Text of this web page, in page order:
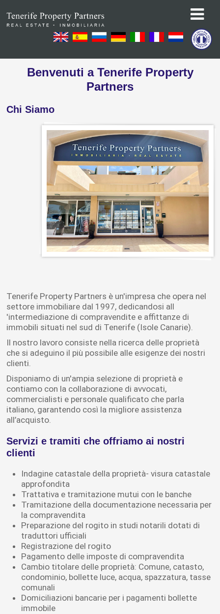
Benvenuti a Tenerife Property
Partners
Chi Siamo
Tenerife Property Partners è un'impresa che opera nel
settore immobiliare dal 1997, dedicandosi all
'intermediazione di compravendite e affittanze di
immobili situati nel sud di Tenerife (Isole Canarie).
Il nostro lavoro consiste nella ricerca delle proprietà
che si adeguino il più possibile alle esigenze dei nostri
clienti.
Disponiamo di un'ampia selezione di proprietà e
contiamo con la collaborazione di avvocati,
commercialisti e personale qualificato che parla
italiano, garantendo così la migliore assistenza
all’acquisto.
Servizi e tramiti che offriamo ai nostri
clienti
Indagine catastale della proprietà- visura catastale
approfondita
Trattativa e tramitazione mutui con le banche
Tramitazione della documentazione necessaria per
la compravendita
Preparazione del rogito in studi notarili dotati di
traduttori ufficiali
Registrazione del rogito
Pagamento delle imposte di compravendita
Cambio titolare delle proprietà: Comune, catasto,
condominio, bollette luce, acqua, spazzatura, tasse
comunali
Domiciliazioni bancarie per i pagamenti bollette
immobile